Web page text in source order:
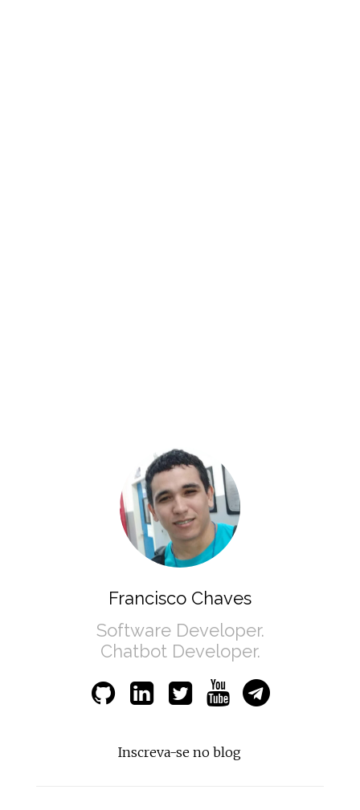
Francisco Chaves
Software Developer.
Chatbot Developer.
Inscreva-se no blog